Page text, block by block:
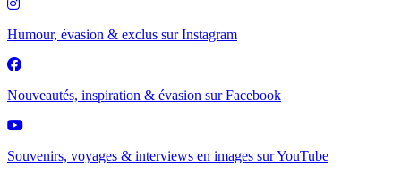
Humour, évasion & exclus surInstagram
Nouveautés, inspiration & évasion surFacebook
Souvenirs, voyages & interviews en images surYouTube